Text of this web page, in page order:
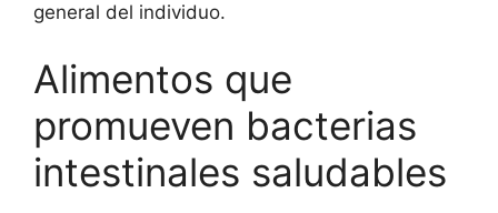
general del individuo.
Alimentos que
promueven bacterias
intestinales saludables